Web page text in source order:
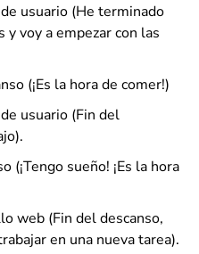
usuario (He terminado
y voy a empezar con las
(¡Es la hora de comer!)
usuario (Fin del
(¡Tengo sueño! ¡Es la hora
web (Fin del descanso,
en una nueva tarea).